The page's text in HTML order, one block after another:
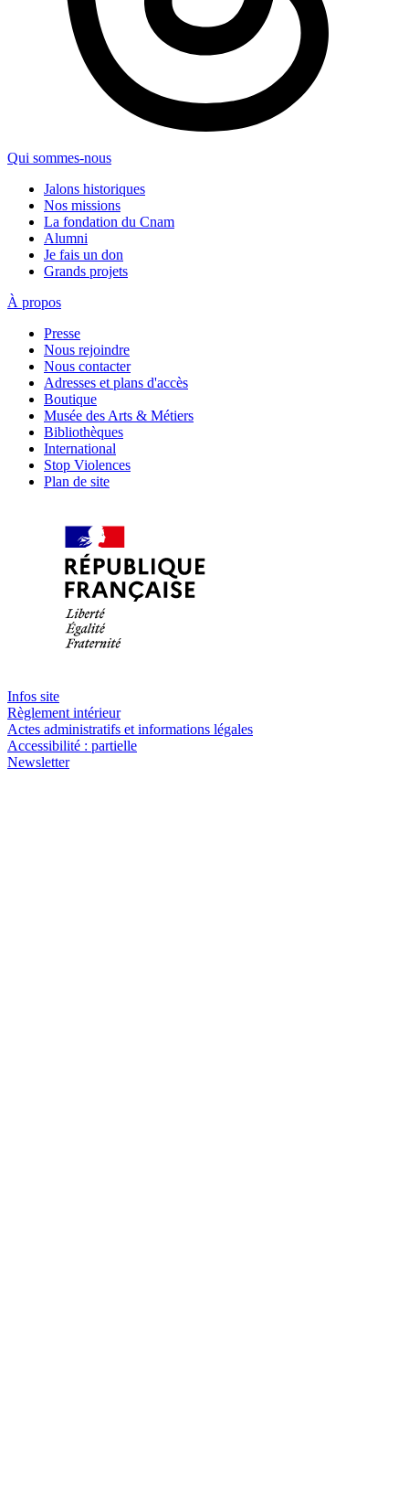
Qui sommes-nous
Jalons historiques
Nos missions
La fondation du Cnam
Alumni
Je fais un don
Grands projets
À propos
Presse
Nous rejoindre
Nous contacter
Adresses et plans d'accès
Boutique
Musée des Arts & Métiers
Bibliothèques
International
Stop Violences
Plan de site
Infos site
Règlement intérieur
Actes administratifs et informations légales
Accessibilité : partielle
Newsletter